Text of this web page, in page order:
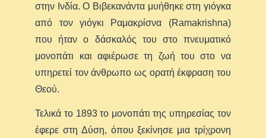
στην Ινδία. Ο Βιβεκανάντα μυήθηκε στη γιόγκα
από τον γιόγκι Ραμακρίσνα (Ramakrishna)
που ήταν ο δάσκαλός του στο πνευματικό
μονοπάτι και αφιέρωσε τη ζωή του στο να
υπηρετεί τον άνθρωπο ως ορατή έκφραση του
Θεού.
Τελικά το 1893 το μονοπάτι της υπηρεσίας τον
έφερε στη Δύση, όπου ξεκίνησε μια τρίχρονη